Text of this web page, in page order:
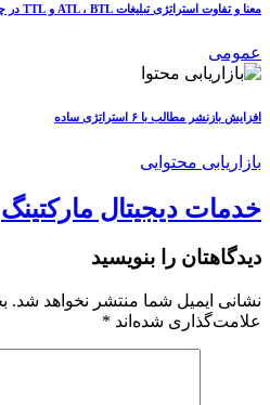
معنا و تفاوت استراتژی تبلیغات ATL ، BTL و TTL در چیست؟
عمومی
افزایش بازنشر مطالب با ۶ استراتژی ساده
بازاریابی محتوایی
خدمات دیجیتال مارکتینگ
دیدگاهتان را بنویسید
نشانی ایمیل شما منتشر نخواهد شد.
علامت‌گذاری شده‌اند *